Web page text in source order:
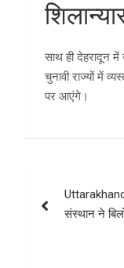
साथ ही देहरादून
चुनावी राज्यों में
पर आएंगे।
संस्थान ने